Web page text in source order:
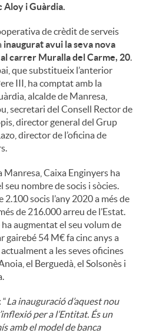
Aloy i Guàrdia.
de crèdit de serveis
inaugurat avui la seva nova
carrer Muralla del Carme, 20.
que substitueix l’anterior
III, ha comptat amb la
alcalde de Manresa,
secretari del Consell Rector de
director general del Grup
director de l’oficina de
Manresa, Caixa Enginyers ha
nombre de socis i sòcies.
socis l’any 2020 a més de
de 216.000 arreu de l’Estat.
augmentat el seu volum de
gairebé 54 M€ fa cinc anys a
a les seves oficines
el Berguedà, el Solsonès i
La inauguració d’aquest nou
per a l’Entitat. És un
amb el model de banca